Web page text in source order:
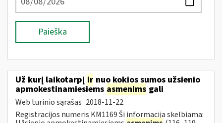
Paieška
Už kurį laikotarpį ir nuo kokios sumos užsienio
apmokestinamiesiems asmenims gali
Web turinio sąrašas 2018-11-22
Registracijos numeris KM1169 Ši informacija skelbiama: